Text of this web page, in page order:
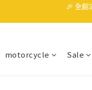
🎉 全館
motorcycle Sale